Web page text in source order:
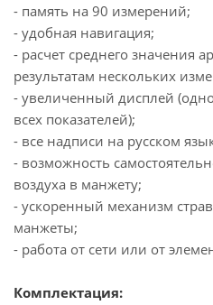
- память на 90 измерений;
- удобная навигация;
- расчет среднего значения
результатам нескольких
- увеличенный дисплей
всех показателей);
- все надписи на русском
- возможность
воздуха в манжету;
- ускоренный механизм
манжеты;
- работа от сети или от
Комплектация: